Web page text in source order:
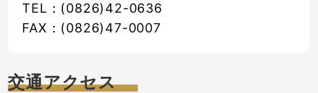
TEL：(0826)42-0636
FAX：(0826)47-0007
交通アクセス